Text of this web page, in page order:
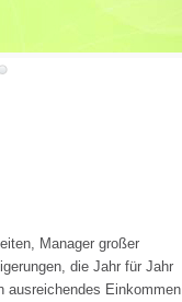
Manager großer
die Jahr für Jahr
ausreichendes Einkommen